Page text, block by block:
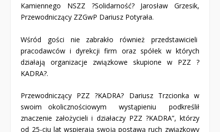
Kamiennego NSZZ ?Solidarność? Jarosław Grzesik,
Przewodniczący ZZGwP Dariusz Potyrała.
Wśród gości nie zabrakło również przedstawicieli
pracodawców i dyrekcji firm oraz spółek w których
działają organizacje związkowe skupione w PZZ ?
KADRA?.
Przewodniczący PZZ ?KADRA? Dariusz Trzcionka w
swoim okolicznościowym wystąpieniu podkreślił
znaczenie założycieli i działaczy PZZ ?KADRA”, którzy
od 25-ciu lat wspierają swoją postawą ruch związkowy